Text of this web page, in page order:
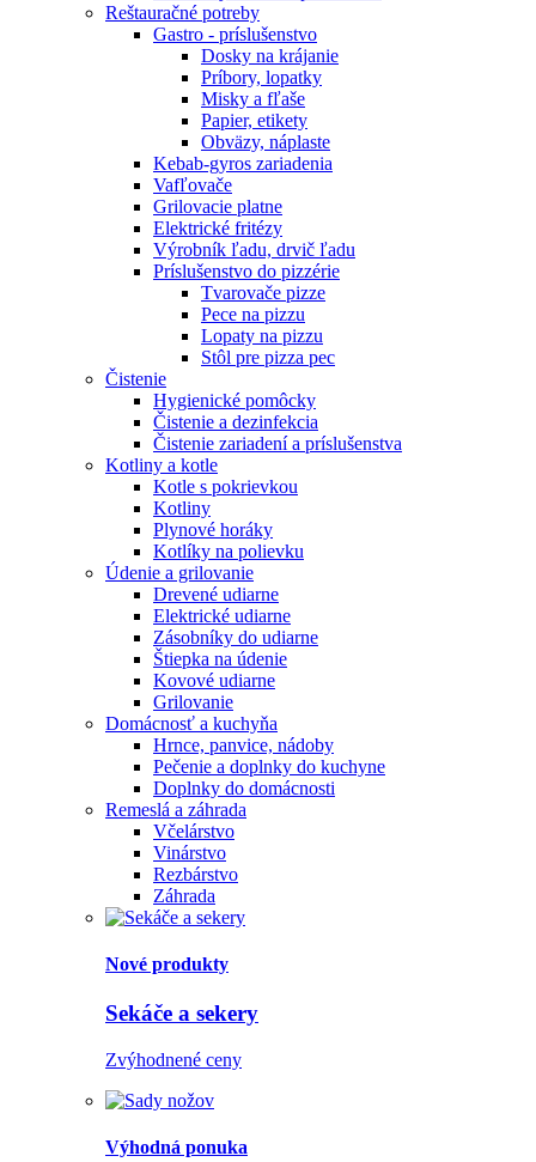
Reštauračné potreby
Gastro - príslušenstvo
Dosky na krájanie
Príbory, lopatky
Misky a fľaše
Papier, etikety
Obväzy, náplaste
Kebab-gyros zariadenia
Vafľovače
Grilovacie platne
Elektrické fritézy
Výrobník ľadu, drvič ľadu
Príslušenstvo do pizzérie
Tvarovače pizze
Pece na pizzu
Lopaty na pizzu
Stôl pre pizza pec
Čistenie
Hygienické pomôcky
Čistenie a dezinfekcia
Čistenie zariadení a príslušenstva
Kotliny a kotle
Kotle s pokrievkou
Kotliny
Plynové horáky
Kotlíky na polievku
Údenie a grilovanie
Drevené udiarne
Elektrické udiarne
Zásobníky do udiarne
Štiepka na údenie
Kovové udiarne
Grilovanie
Domácnosť a kuchyňa
Hrnce, panvice, nádoby
Pečenie a doplnky do kuchyne
Doplnky do domácnosti
Remeslá a záhrada
Včelárstvo
Vinárstvo
Rezbárstvo
Záhrada
Nové produkty
Sekáče a sekery
Zvýhodnené ceny
Výhodná ponuka